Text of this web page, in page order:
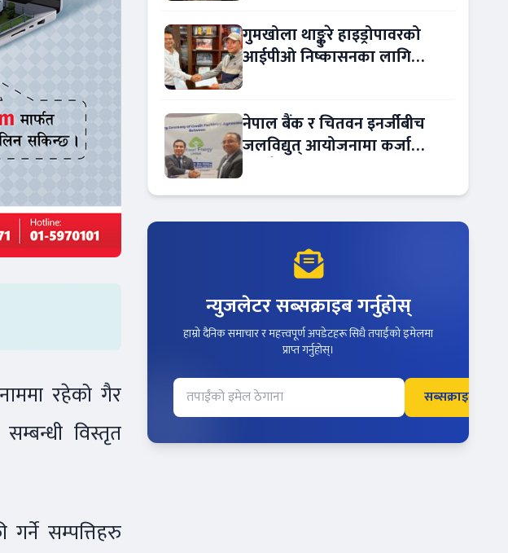
रहेको गैर
विस्तृत
सम्पत्तिहरु
गुमखोला थाङ्कुरे हाइड्रोपावरको
आईपीओ निष्कासनका लागि
नेपाल बैंक र चितवन इनर्जीबीच
जलविद्युत् आयोजनामा कर्जा
न्युजलेटर सब्सक्राइब गर्नुहोस्
हाम्रो दैनिक समाचार र महत्त्वपूर्ण अपडेटहरू सिधै तपाईंको इमेलमा
प्राप्त गर्नुहोस्।
सब्सक्राइब